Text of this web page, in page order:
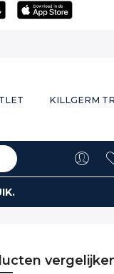
KILLGERM